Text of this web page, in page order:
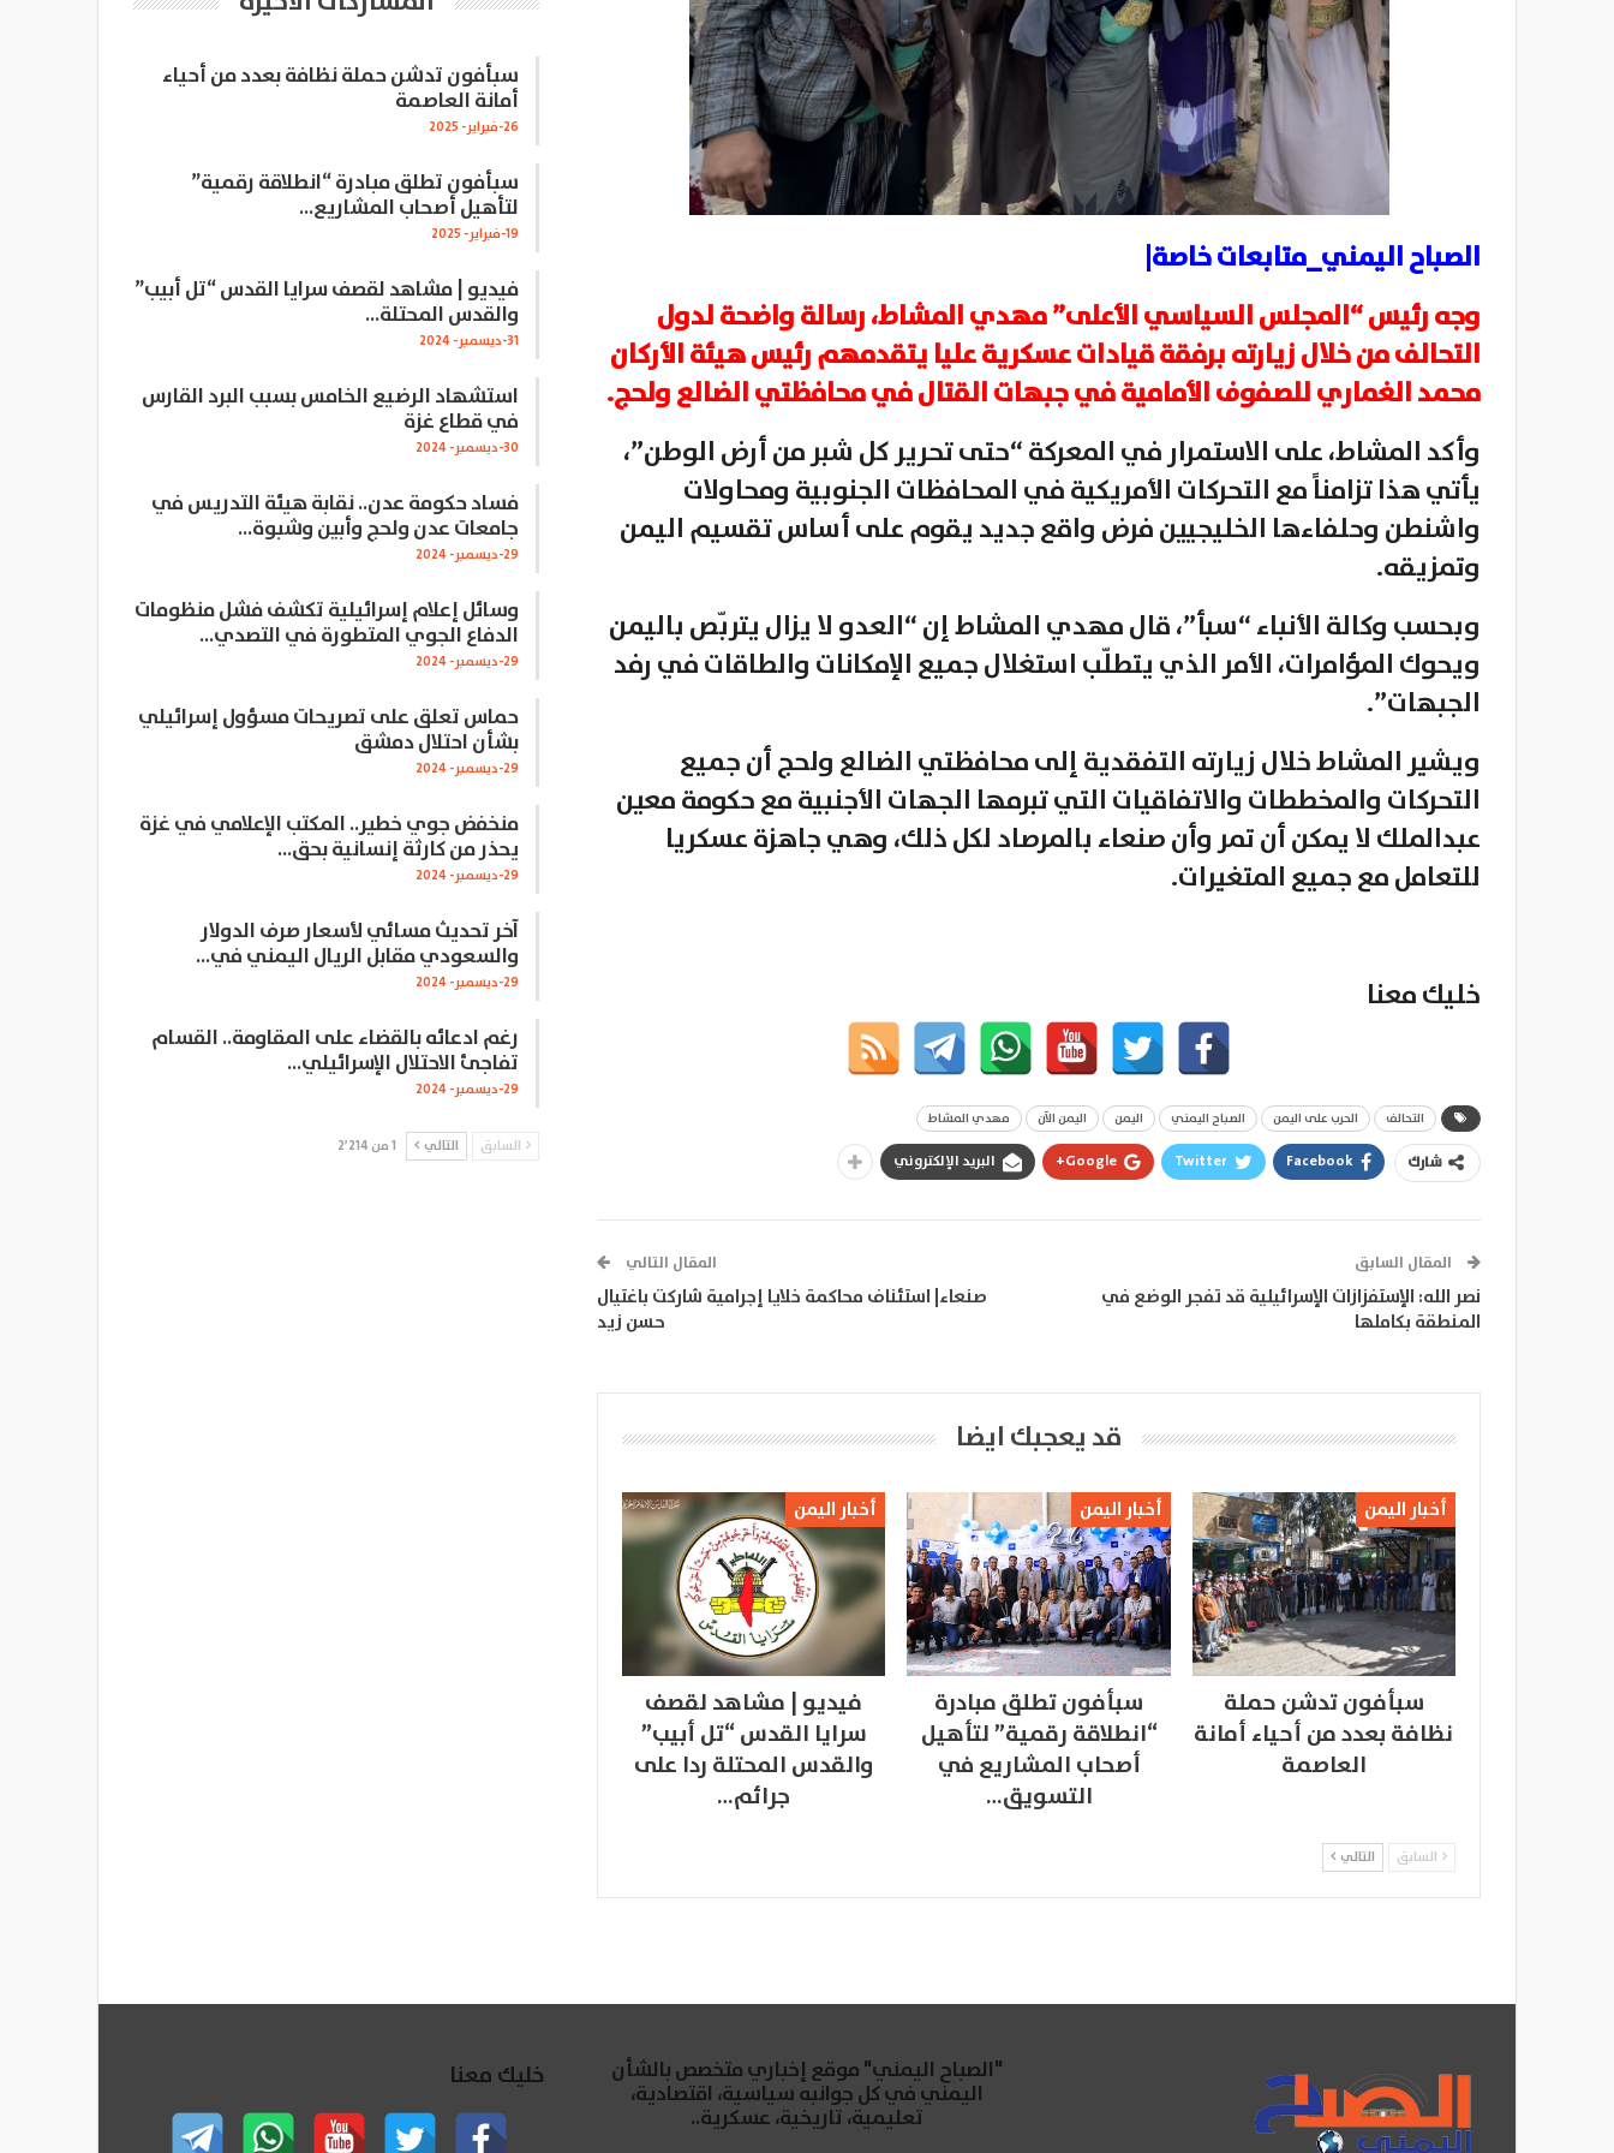
الصباح اليمني_متابعات خاصة|
وجه رئيس “المجلس السياسي الأعلى” مهدي المشاط، رسالة واضحة لدول
التحالف من خلال زيارته برفقة قيادات عسكرية عليا يتقدمهم رئيس هيئة الأركان
محمد الغماري للصفوف الأمامية في جبهات القتال في محافظتي الضالع ولحج.
وأكد المشاط، على الاستمرار في المعركة “حتى تحرير كل شبر من أرض الوطن”،
يأتي هذا تزامناً مع التحركات الأمريكية في المحافظات الجنوبية ومحاولات
واشنطن وحلفاءها الخليجيين فرض واقع جديد يقوم على أساس تقسيم اليمن
وتمزيقه.
وبحسب وكالة الأنباء “سبأ”، قال مهدي المشاط إن “العدو لا يزال يتربّص باليمن
ويحوك المؤامرات، الأمر الذي يتطلّب استغلال جميع الإمكانات والطاقات في رفد
الجبهات”.
ويشير المشاط خلال زيارته التفقدية إلى محافظتي الضالع ولحج أن جميع
التحركات والمخططات والاتفاقيات التي تبرمها الجهات الأجنبية مع حكومة معين
عبدالملك لا يمكن أن تمر وأن صنعاء بالمرصاد لكل ذلك، وهي جاهزة عسكريا
للتعامل مع جميع المتغيرات.
خليك معنا
التحالف الحرب على اليمن الصباح اليمني اليمن اليمن الآن مهدي المشاط
شارك Facebook
Twitter
Google+ البريد الإلكتروني
المقال السابق
نصر الله: الإستفزازات الإسرائيلية قد تفجر الوضع في
المنطقة بكاملها
المقال التالي
صنعاء| استئناف محاكمة خلايا إجرامية شاركت باغتيال
حسن زيد
قد يعجبك ايضا
أخبار اليمن
سبأفون تدشن حملة
نظافة بعدد من أحياء أمانة
العاصمة
أخبار اليمن
سبأفون تطلق مبادرة
“انطلاقة رقمية” لتأهيل
أصحاب المشاريع في
التسويق…
أخبار اليمن
فيديو | مشاهد لقصف
سرايا القدس “تل أبيب”
والقدس المحتلة ردا على
جرائم…
السابق التالي
سبأفون تدشن حملة نظافة بعدد من أحياء
أمانة العاصمة
26-فبراير- 2025
سبأفون تطلق مبادرة “انطلاقة رقمية”
لتأهيل أصحاب المشاريع…
19-فبراير- 2025
فيديو | مشاهد لقصف سرايا القدس “تل أبيب”
والقدس المحتلة…
31-ديسمبر- 2024
استشهاد الرضيع الخامس بسبب البرد القارس
في قطاع غزة
30-ديسمبر- 2024
فساد حكومة عدن.. نقابة هيئة التدريس في
جامعات عدن ولحج وأبين وشبوة…
29-ديسمبر- 2024
وسائل إعلام إسرائيلية تكشف فشل منظومات
الدفاع الجوي المتطورة في التصدي…
29-ديسمبر- 2024
حماس تعلق على تصريحات مسؤول إسرائيلي
بشأن احتلال دمشق
29-ديسمبر- 2024
منخفض جوي خطير.. المكتب الإعلامي في غزة
يحذر من كارثة إنسانية بحق…
29-ديسمبر- 2024
آخر تحديث مسائي لأسعار صرف الدولار
والسعودي مقابل الريال اليمني في…
29-ديسمبر- 2024
رغم ادعائه بالقضاء على المقاومة.. القسام
تفاجئ الاحتلال الإسرائيلي…
29-ديسمبر- 2024
السابق التالي 1 من 2٬214
"الصباح اليمني" موقع إخباري متخصص بالشأن
اليمني في كل جوانبه سياسية، اقتصادية،
تعليمية، تاريخية، عسكرية..
خليك معنا